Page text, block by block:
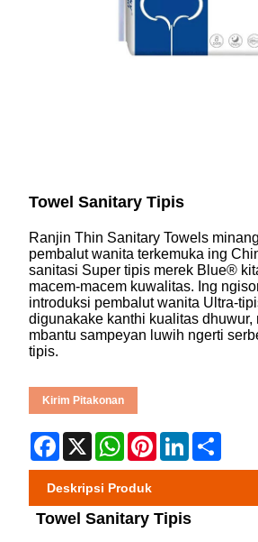
Towel Sanitary Tipis
Ranjin Thin Sanitary Towels
pembalut wanita terkemuka ing
sanitasi Super tipis merek Blue®
macem-macem kuwalitas. Ing
introduksi pembalut wanita Ultra-
digunakake kanthi kualitas dhuwur,
mbantu sampeyan luwih ngerti
tipis.
Kirim Pitakonan
Facebook
X WhatsApp
PinterestLinkedIn
Deskripsi Produk
Towel Sanitary Tipis